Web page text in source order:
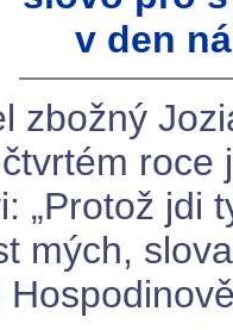
v den
zbožný
roce
„Protož jdi
mých,